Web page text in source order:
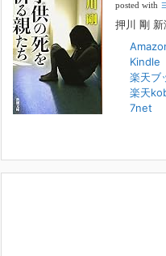
[...]
人と“直接”向き合うこと
2022年1月14日
2022年になりました。すでに言
コロナ禍は、日々の生活や生き
posted with
押川 剛
Kindle
楽天ブ
楽天
7net